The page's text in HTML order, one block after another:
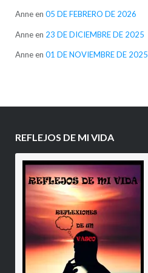
Anneen 05 DE FEBRERO DE 2026
Anneen 23 DE DICIEMBRE DE 2025
Anneen 01 DE NOVIEMBRE DE 2025
REFLEJOS DE MI VIDA